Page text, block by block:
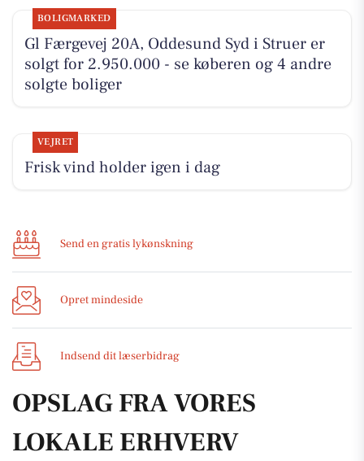
BOLIGMARKED
Gl Færgevej 20A, Oddesund Syd i Struer er
solgt for 2.950.000 - se køberen og 4 andre
solgte boliger
VEJRET
Frisk vind holder igen i dag
Send en gratis lykønskning
Opret mindeside
Indsend dit læserbidrag
OPSLAG FRA VORES
LOKALE ERHVERV